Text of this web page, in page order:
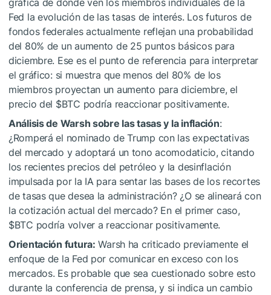
gráfica de dónde ven los miembros individuales de la
Fed la evolución de las tasas de interés. Los futuros de
fondos federales actualmente reflejan una probabilidad
del 80% de un aumento de 25 puntos básicos para
diciembre. Ese es el punto de referencia para interpretar
el gráfico: si muestra que menos del 80% de los
miembros proyectan un aumento para diciembre, el
precio del $BTC podría reaccionar positivamente.
Análisis de Warsh sobre las tasas y la inflación:
¿Romperá el nominado de Trump con las expectativas
del mercado y adoptará un tono acomodaticio, citando
los recientes precios del petróleo y la desinflación
impulsada por la IA para sentar las bases de los recortes
de tasas que desea la administración? ¿O se alineará con
la cotización actual del mercado? En el primer caso,
$BTC podría volver a reaccionar positivamente.
Orientación futura: Warsh ha criticado previamente el
enfoque de la Fed por comunicar en exceso con los
mercados. Es probable que sea cuestionado sobre esto
durante la conferencia de prensa, y si indica un cambio